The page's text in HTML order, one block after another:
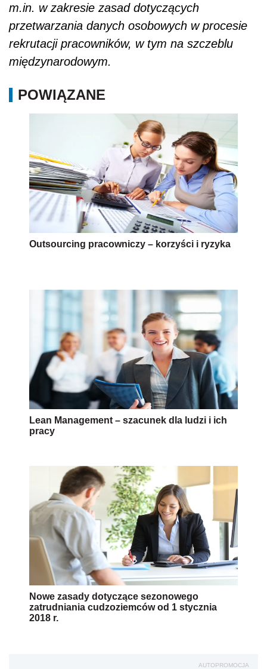
m.in. w zakresie zasad dotyczących
przetwarzania danych osobowych w procesie
rekrutacji pracowników, w tym na szczeblu
międzynarodowym.
POWIĄZANE
Outsourcing pracowniczy – korzyści i ryzyka
Lean Management – szacunek dla ludzi i ich
pracy
Nowe zasady dotyczące sezonowego
zatrudniania cudzoziemców od 1 stycznia
2018 r.
AUTOPROMOCJA